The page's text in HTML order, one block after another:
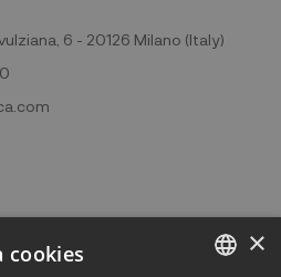
6 - 20126 Milano (Italy)
×
cookies